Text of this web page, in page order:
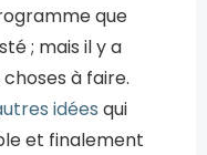
que
; mais il y a
à faire.
idées qui
et finalement